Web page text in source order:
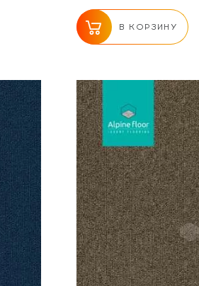
В КОРЗИНУ